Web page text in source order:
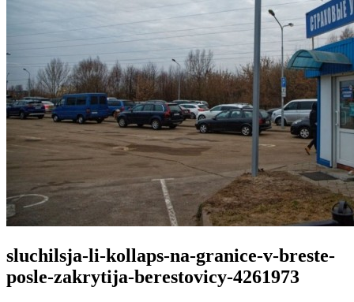
sluchilsja-li-kollaps-na-granice-v-breste-
posle-zakrytija-berestovicy-4261973